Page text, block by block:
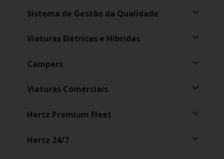
Sistema de Gestão da Qualidade
Viaturas Elétricas e Híbridas
Campers
Viaturas Comerciais
Hertz Premium Fleet
Hertz 24/7